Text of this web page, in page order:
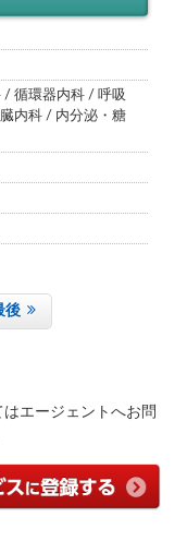
/ 循環器内科 / 呼吸
内科 / 内分泌・糖
後
エージェントへお問